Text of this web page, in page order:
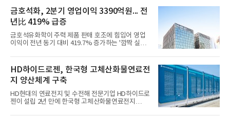
금호석화, 2분기 영업이익 3390억원... 전
년比 419% 급증
금호석유화학이 주력 제품 판매 호조에 힘입어 영업
이익이 전년 동기 대비 419.7% 증가하는 '깜짝 실
업이익이 3390억원으로 지난해 동기보다 419.7% 증
가한 것으로 잠정 집계됐다고 7일 공시했다.매출은 2
조2682억원으로 지난해 동기 대비 27.9% 증가했다.
순이익은 3004억원으로 420.4% 늘었다.이번 호실적
은 주력 제품인 NB라텍스와 합성수지 판매 호조가 견
인한 것으로 풀이된다. 미국의 중국산 의료용 고무장
갑 관세 인상 이후 동남아 장갑업체의 가동률이 높아
HD하이드로젠, 한국형 고체산화물연료전
지 양산체계 구축
HD현대의 연료전지 및 수전해 전문기업 HD하이드로
젠이 설립 2년 만에 한국형 고체산화물연료전지